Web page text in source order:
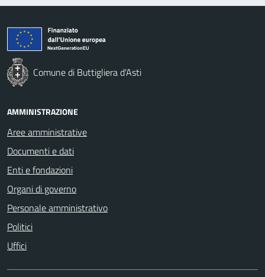
Comune di Buttigliera d'Asti
AMMINISTRAZIONE
Aree amministrative
Documenti e dati
Enti e fondazioni
Organi di governo
Personale amministrativo
Politici
Uffici